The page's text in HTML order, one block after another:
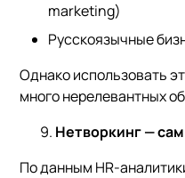
marketing)
Русскоязычные
Однако использовать
много нерелевантных
Нетворкинг —
По данным HR-